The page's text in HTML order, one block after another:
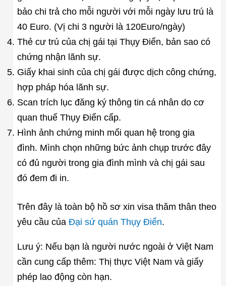
bảo chi trả cho mỗi người với mỗi ngày lưu trú là
40 Euro. (Vị chi 3 người là 120Euro/ngày)
Thẻ cư trú của chị gái tại Thụy Điển, bản sao có
chứng nhận lãnh sự.
Giấy khai sinh của chị gái được dịch công chứng,
hợp pháp hóa lãnh sự.
Scan trích lục đăng ký thông tin cá nhân do cơ
quan thuế Thụy Điển cấp.
Hình ảnh chứng minh mối quan hệ trong gia
đình. Mình chọn những bức ảnh chụp trước đây
có đủ người trong gia đình mình và chị gái sau
đó đem đi in.
Trên đây là toàn bộ hồ sơ xin visa thăm thân theo
yêu cầu của Đại sứ quán Thụy Điển.
Lưu ý: Nếu bạn là người nước ngoài ở Việt Nam
cần cung cấp thêm: Thị thực Việt Nam và giấy
phép lao động còn hạn.